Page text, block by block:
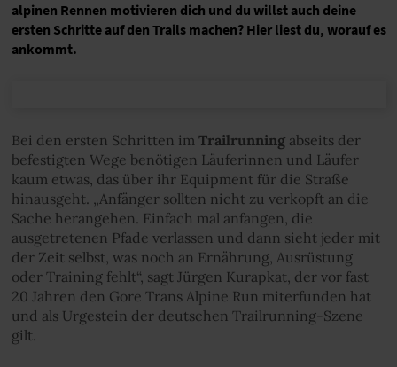
alpinen Rennen motivieren dich und du willst auch deine
ersten Schritte auf den Trails machen? Hier liest du, worauf es
ankommt.
Bei den ersten Schritten im Trailrunningabseits der
befestigten Wege benötigen Läuferinnen und Läufer
kaum etwas, das über ihr Equipment für die Straße
hinausgeht. „Anfänger sollten nicht zu verkopft an die
Sache herangehen. Einfach mal anfangen, die
ausgetretenen Pfade verlassen und dann sieht jeder mit
der Zeit selbst, was noch an Ernährung, Ausrüstung
oder Training fehlt“, sagt Jürgen Kurapkat, der vor fast
20 Jahren den Gore Trans Alpine Run miterfunden hat
und als Urgestein der deutschen Trailrunning-Szene
gilt.